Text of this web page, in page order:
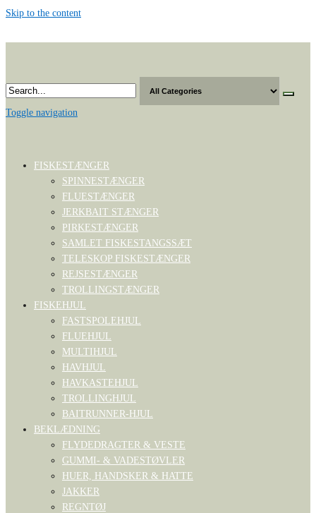
Skip to the content
Toggle navigation
FISKESTÆNGER
SPINNESTÆNGER
FLUESTÆNGER
JERKBAIT STÆNGER
PIRKESTÆNGER
SAMLET FISKESTANGSSÆT
TELESKOP FISKESTÆNGER
REJSESTÆNGER
TROLLINGSTÆNGER
FISKEHJUL
FASTSPOLEHJUL
FLUEHJUL
MULTIHJUL
HAVHJUL
HAVKASTEHJUL
TROLLINGHJUL
BAITRUNNER-HJUL
BEKLÆDNING
FLYDEDRAGTER & VESTE
GUMMI- & VADESTØVLER
HUER, HANDSKER & HATTE
JAKKER
REGNTØJ